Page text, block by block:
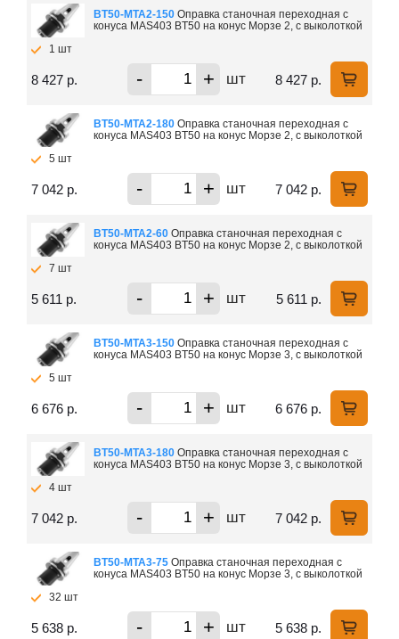
ВТ50-МTA2-150 Оправка станочная переходная с
конуса MAS403 BT50 на конус Морзе 2, с выколоткой
1 шт
8 427 р. - + шт 8 427 р.
ВТ50-МTA2-180 Оправка станочная переходная с
конуса MAS403 BT50 на конус Морзе 2, с выколоткой
5 шт
7 042 р. - + шт 7 042 р.
ВТ50-МTA2-60 Оправка станочная переходная с
конуса MAS403 BT50 на конус Морзе 2, с выколоткой
7 шт
5 611 р. - + шт 5 611 р.
ВТ50-МTA3-150 Оправка станочная переходная с
конуса MAS403 BT50 на конус Морзе 3, с выколоткой
5 шт
6 676 р. - + шт 6 676 р.
ВТ50-МTA3-180 Оправка станочная переходная с
конуса MAS403 BT50 на конус Морзе 3, с выколоткой
4 шт
7 042 р. - + шт 7 042 р.
ВТ50-МTA3-75 Оправка станочная переходная с
конуса MAS403 BT50 на конус Морзе 3, с выколоткой
32 шт
5 638 р. - + шт 5 638 р.